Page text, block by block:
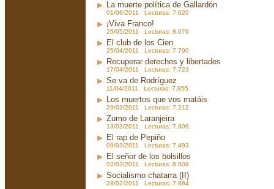
La muerte política de Gallardón
01/06/2011 Lecturas: 7.620
¡Viva Franco!
25/05/2011 Lecturas: 8.076
El club de los Cien
25/04/2011 Lecturas: 7.790
Recuperar derechos y libertades
17/04/2011 Lecturas: 7.723
Se va de Rodríguez
11/04/2011 Lecturas: 7.855
Los muertos que vos matáis
29/03/2011 Lecturas: 7.212
Zumo de Laranjeira
13/03/2011 Lecturas: 7.806
El rap de Pepiño
09/03/2011 Lecturas: 7.493
El señor de los bolsillos
02/03/2011 Lecturas: 8.008
Socialismo chatarra (II)
28/02/2011 Lecturas: 7.884